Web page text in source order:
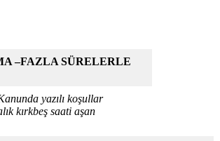
–FAZLA SÜRELERLE
yazılı koşullar
kırkbeş saati aşan